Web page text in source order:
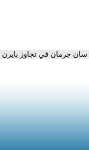
جرمان في تجاوز بايرن